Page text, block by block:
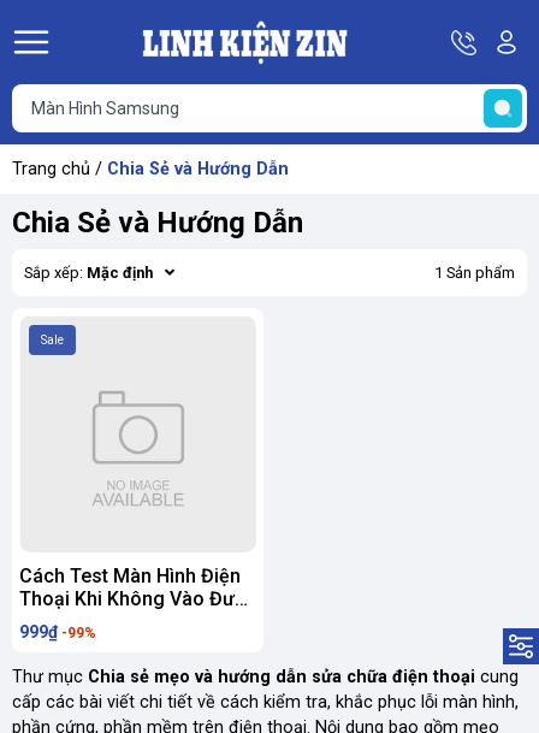
Hotline
08
69
67
68
Trang chủ / Chia Sẻ và Hướng Dẫn
Chia Sẻ và Hướng Dẫn
Sắp xếp: Mặc định 1 Sản phẩm
Sale
Cách Test Màn Hình Điện
Thoại Khi Không Vào Được
Lệnh Test
999₫ -99%
Thư mục Chia sẻ mẹo và hướng dẫn sửa chữa điện thoại cung
cấp các bài viết chi tiết về cách kiểm tra, khắc phục lỗi màn hình,
phần cứng, phần mềm trên điện thoại. Nội dung bao gồm mẹo